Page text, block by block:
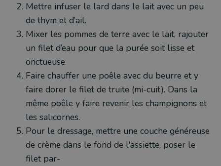
Mettre infuser le lard dans le lait avec un peu
de thym et d’ail.
Mixer les pommes de terre avec le lait, rajouter
un filet d’eau pour que la purée soit lisse et
onctueuse.
Faire chauffer une poêle avec du beurre et y
faire dorer le filet de truite (mi-cuit). Dans la
même poêle y faire revenir les champignons et
les salicornes.
Pour le dressage, mettre une couche généreuse
de crème dans le fond de l'assiette, poser le
filet par-